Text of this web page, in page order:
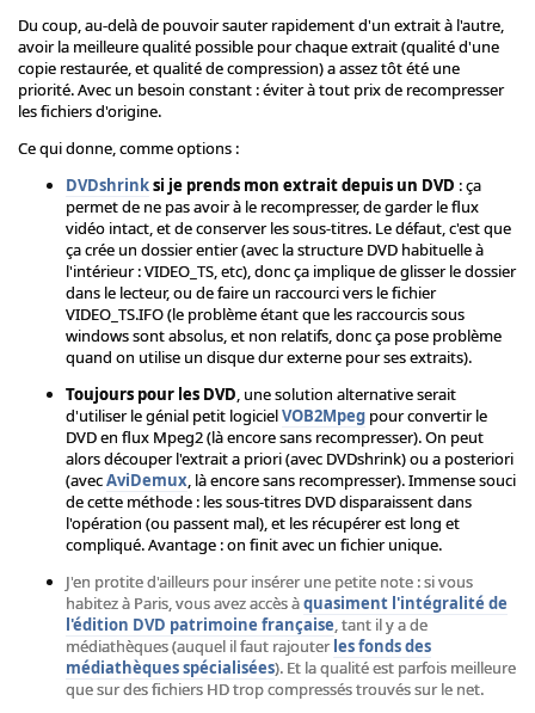
Du coup, au-delà de pouvoir sauter rapidement d'un extrait à l'autre,
avoir la meilleure qualité possible pour chaque extrait (qualité d'une
copie restaurée, et qualité de compression) a assez tôt été une
priorité. Avec un besoin constant : éviter à tout prix de recompresser
les fichiers d'origine.
Ce qui donne, comme options :
DVDshrinksi je prends mon extrait depuis un DVD : ça
permet de ne pas avoir à le recompresser, de garder le flux
vidéo intact, et de conserver les sous-titres. Le défaut, c'est que
ça crée un dossier entier (avec la structure DVD habituelle à
l'intérieur : VIDEO_TS, etc), donc ça implique de glisser le dossier
dans le lecteur, ou de faire un raccourci vers le fichier
VIDEO_TS.IFO (le problème étant que les raccourcis sous
windows sont absolus, et non relatifs, donc ça pose problème
quand on utilise un disque dur externe pour ses extraits).
Toujours pour les DVD , une solution alternative serait
d'utiliser le génial petit logicielVOB2Mpeg pour convertir le
DVD en flux Mpeg2 (là encore sans recompresser). On peut
alors découper l'extrait a priori (avec DVDshrink) ou a posteriori
(avecAviDemux , là encore sans recompresser). Immense souci
de cette méthode : les sous-titres DVD disparaissent dans
l'opération (ou passent mal), et les récupérer est long et
compliqué. Avantage : on finit avec un fichier unique.
J'en protite d'ailleurs pour insérer une petite note : si vous
habitez à Paris, vous avez accès àquasiment l'intégralité de
l'édition DVD patrimoine française , tant il y a de
médiathèques (auquel il faut rajouterles fonds des
médiathèques spécialisées). Et la qualité est parfois meilleure
que sur des fichiers HD trop compressés trouvés sur le net.